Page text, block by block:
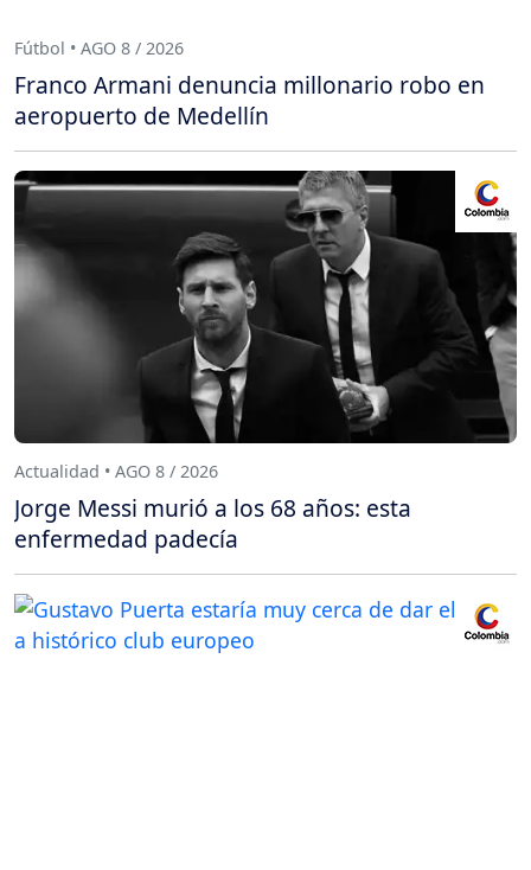
Fútbol • AGO 8 / 2026
Franco Armani denuncia millonario robo en
aeropuerto de Medellín
Actualidad • AGO 8 / 2026
Jorge Messi murió a los 68 años: esta
enfermedad padecía